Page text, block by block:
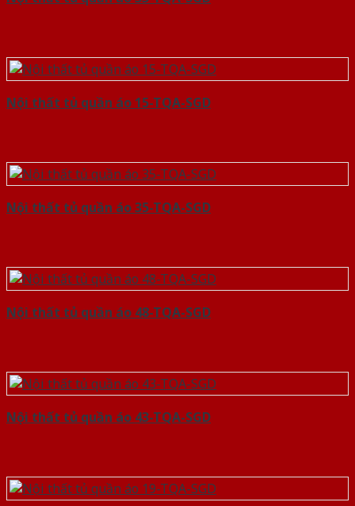
Nội thất tủ quần áo 15-TQA-SGD
Nội thất tủ quần áo 35-TQA-SGD
Nội thất tủ quần áo 48-TQA-SGD
Nội thất tủ quần áo 43-TQA-SGD